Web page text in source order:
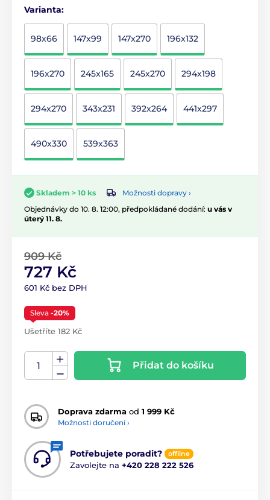
Varianta:
98x66 147x99 147x270 196x132
196x270 245x165 245x270 294x198
294x270 343x231 392x264 441x297
490x330 539x363
Skladem > 10 ks
Možnosti dopravy ›
Objednávky do 10. 8. 12:00, předpokládané dodání: u vás v
úterý 11. 8.
909 Kč
727 Kč
601 Kč bez DPH
Sleva -20%
Ušetříte 182 Kč
Přidat do košíku
Doprava zdarma od 1 999 Kč
Možnosti doručení ›
Potřebujete poradit? offline
Zavolejte na +420 228 222 526